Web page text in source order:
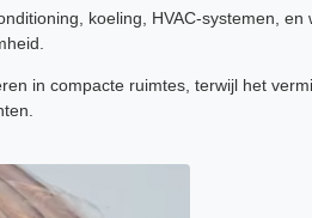
koeling, HVAC-systemen,
in compacte ruimtes, terwijl het